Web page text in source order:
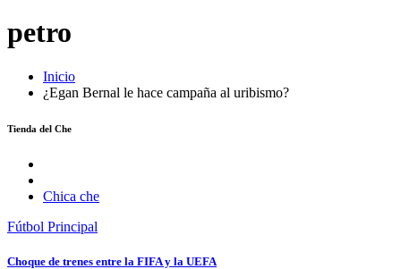
petro
Inicio
¿Egan Bernal le hace campaña al uribismo?
Tienda del Che
Chica che
Fútbol Principal
Choque de trenes entre la FIFA y la UEFA